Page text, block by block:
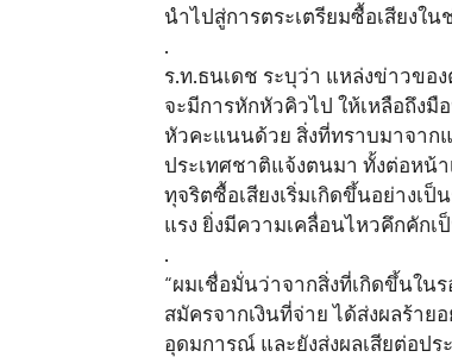
นำไปสู่การตระเตรียมซื้อเสียงใน
.
ร.ท.ธนเดช ระบุว่า แหล่งข่าวขอ
จะมีการหักหัวคิวไป ให้เหลือถึง
หัวคะแนนด้วย สิ่งที่ทราบมาจาก
ประเทศชาติแจ้งตนมา ทั้งต่อหน้
ทุจริตซื้อเสียงเริ่มเกิดขึ้นอย่างเ
แรง ยิ่งมีความเคลื่อนไหวคึกคักเ
.
“ผมเชื่อมั่นว่าจากสิ่งที่เกิดขึ้นใ
สมัครจากเงินที่จ่าย ได้ส่งผลร้า
อุดมการณ์ และยังส่งผลเสียต่อป